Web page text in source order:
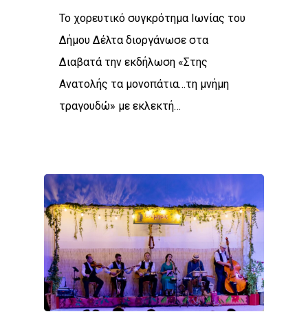
Το χορευτικό συγκρότημα Ιωνίας του
Δήμου Δέλτα διοργάνωσε στα
Διαβατά την εκδήλωση «Στης
Ανατολής τα μονοπάτια…τη μνήμη
τραγουδώ» με εκλεκτή…